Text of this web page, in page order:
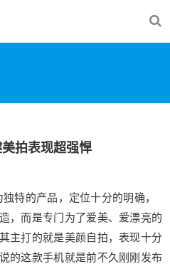
拍表现超强悍
特的产品，定位十分的明确，
，而是专门为了爱美、爱漂亮的
主打的就是美颜自拍，表现十分
的这款手机就是前不久刚刚发布